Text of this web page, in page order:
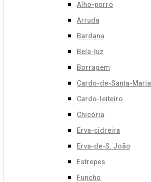
Alho-porro
Arruda
Bardana
Bela-luz
Borragem
Cardo-de-Santa-Maria
Cardo-leiteiro
Chicória
Erva-cidreira
Erva-de-S. João
Estrepes
Funcho